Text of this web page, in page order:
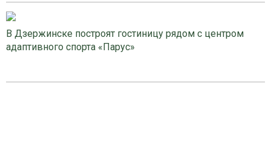
В Дзержинске построят гостиницу рядом с центром
адаптивного спорта «Парус»